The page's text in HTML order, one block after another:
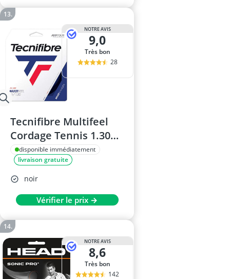
NOTRE AVIS
9,0
Très bon
28
Tecnifibre Multifeel
Cordage Tennis 1.30
mm
disponible immédiatement
livraison gratuite
noir
Vérifier le prix →
NOTRE AVIS
8,6
Très bon
142